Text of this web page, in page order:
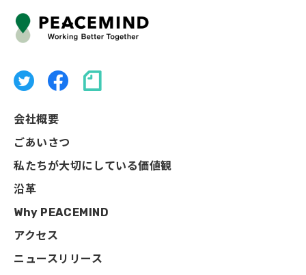
会社概要
ごあいさつ
私たちが大切にしている価値観
沿革
Why PEACEMIND
アクセス
ニュースリリース